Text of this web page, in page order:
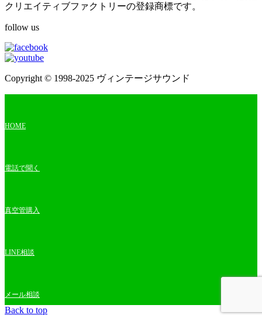
クリエイティブファクトリーの登録商標です。
follow us
Copyright © 1998-2025 ヴィンテージサウンド
HOME
電話で聞く
真空管購入
LINE相談
メール相談
Back to top